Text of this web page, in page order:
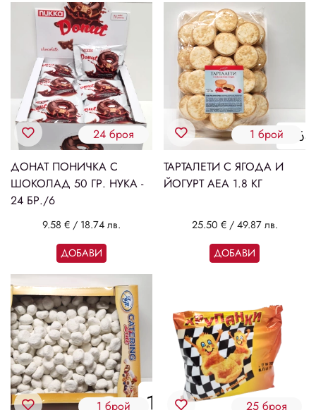
24 броя
ДОНАТ ПОНИЧКА С
ШОКОЛАД 50 ГР. НУКА -
24 БР./6
9.58 € / 18.74 лв.
ДОБАВИ
1 брой
ТАРТАЛЕТИ С ЯГОДА И
ЙОГУРТ АЕА 1.8 КГ
25.50 €/ 49.87 лв.
ДОБАВИ
1 брой 25 броя